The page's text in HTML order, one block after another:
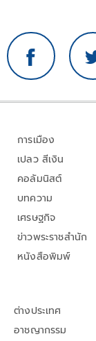
การเมือง
เปลว สีเงิน
คอลัมนิสต์
บทความ
เศรษฐกิจ
ข่าวพระราชสำนัก
หนังสือพิมพ์
ต่างประเทศ
อาชญากรรม